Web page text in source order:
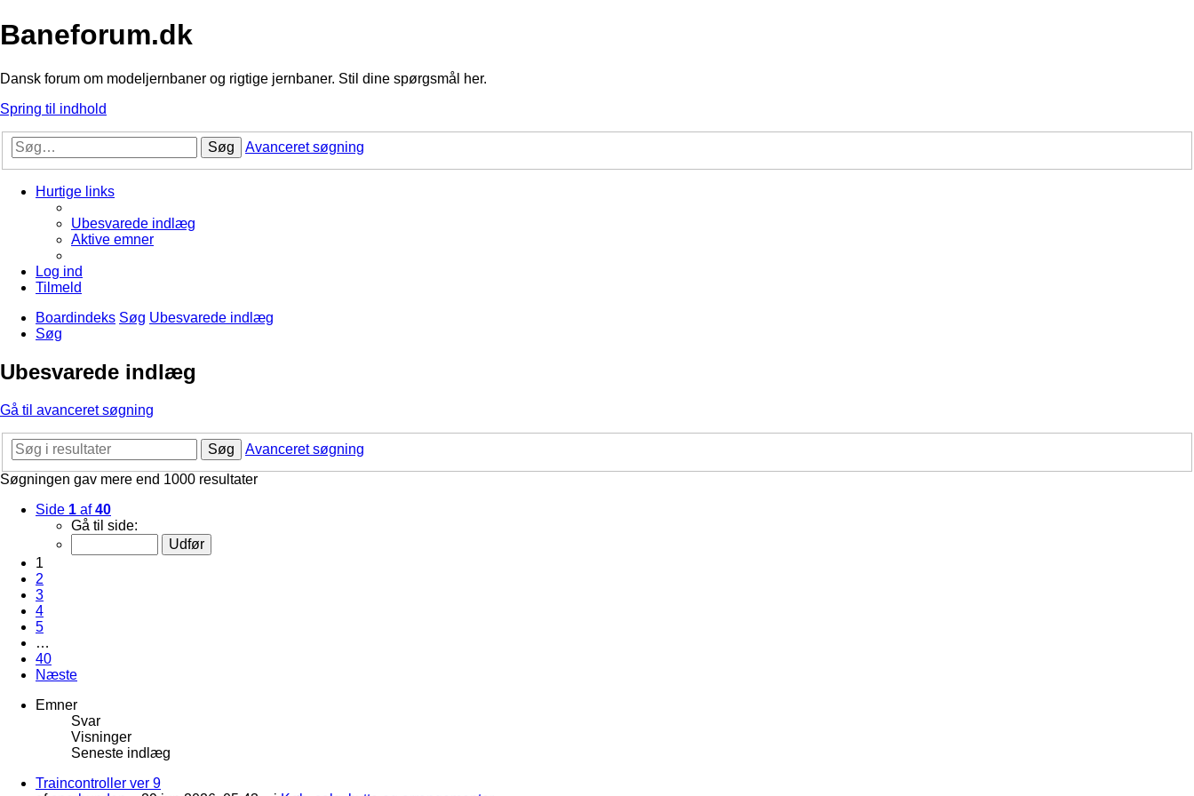
Baneforum.dk
Dansk forum om modeljernbaner og rigtige jernbaner. Stil dine spørgsmål her.
Spring til indhold
Søg Avanceret søgning
Hurtige links
Ubesvarede indlæg
Aktive emner
Log ind
Tilmeld
Boardindeks Søg Ubesvarede indlæg
Søg
Ubesvarede indlæg
Gå til avanceret søgning
Søg
Avanceret søgning
Søgningen gav mere end 1000 resultater
Side 1 af40
Gå til side:
1
2
3
4
5
…
40
Næste
Emner
Svar
Visninger
Seneste indlæg
Traincontroller ver 9